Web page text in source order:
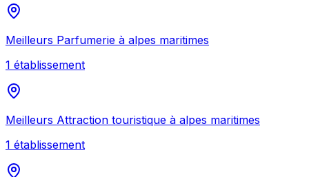
Meilleurs Parfumerie à alpes maritimes
1 établissement
Meilleurs Attraction touristique à alpes maritimes
1 établissement